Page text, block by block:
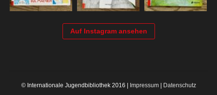
Auf Instagram ansehen
© Internationale Jugendbibliothek 2016 | Impressum| Datenschutz